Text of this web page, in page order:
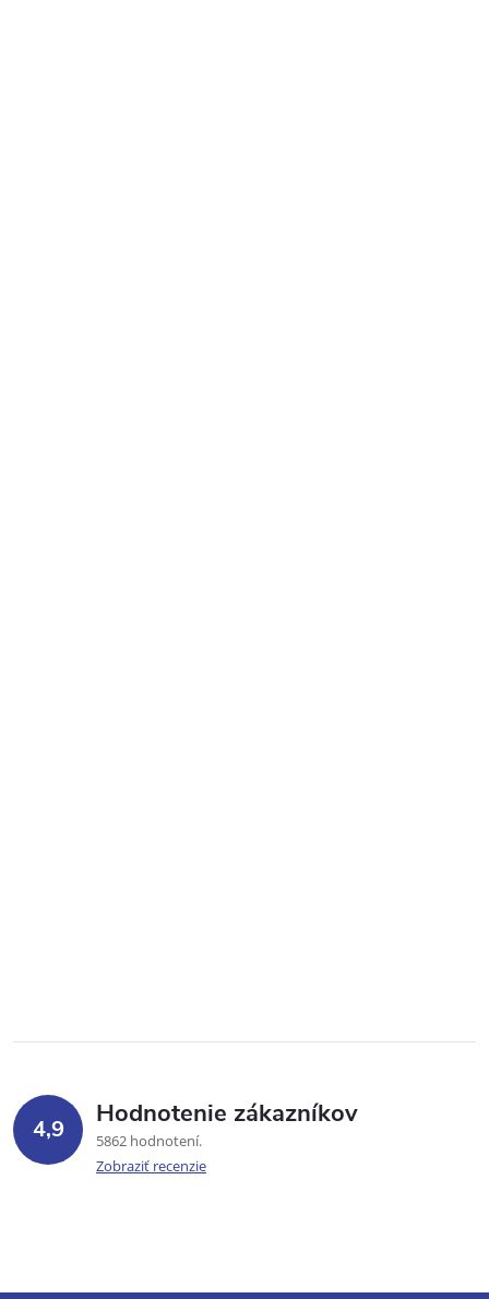
4,9 Hodnotenie zákazníkov
5862 hodnotení
Zobraziť recenzie